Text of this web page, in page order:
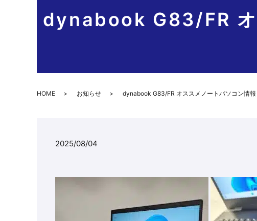
dynabook G83/FR オ
HOME お知らせ dynabook G83/FR オススメノートパソコン情報
2025/08/04